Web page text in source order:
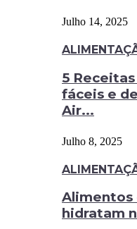
Julho 14, 2025
5
fáceis e
Air...
Julho 8, 2025
Alimentos
hidratam